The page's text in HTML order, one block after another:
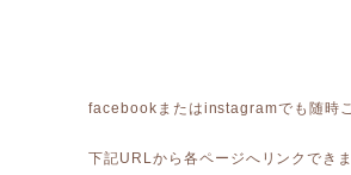
facebookまたはinstagramでも随時
下記URLから各ページへリンクでき